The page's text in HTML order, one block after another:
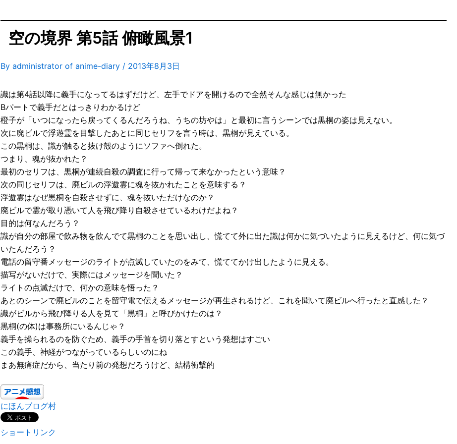
空の境界 第5話 俯瞰風景1
Byadministrator of anime-diary / 2013年8月3日
識は第4話以降に義手になってるはずだけど、左手でドアを開けるので全然そんな感じは無かった
Bパートで義手だとはっきりわかるけど
橙子が「いつになったら戻ってくるんだろうね、うちの坊やは」と最初に言うシーンでは黒桐の姿は見えない。
次に廃ビルで浮遊霊を目撃したあとに同じセリフを言う時は、黒桐が見えている。
この黒桐は、識が触ると抜け殻のようにソファへ倒れた。
つまり、魂が抜かれた？
最初のセリフは、黒桐が連続自殺の調査に行って帰って来なかったという意味？
次の同じセリフは、廃ビルの浮遊霊に魂を抜かれたことを意味する？
浮遊霊はなぜ黒桐を自殺させずに、魂を抜いただけなのか？
廃ビルで霊が取り憑いて人を飛び降り自殺させているわけだよね？
目的は何なんだろう？
識が自分の部屋で飲み物を飲んでて黒桐のことを思い出し、慌てて外に出た識は何かに気づいたように見えるけど、何に気づ
いたんだろう？
電話の留守番メッセージのライトが点滅していたのをみて、慌ててかけ出したように見える。
描写がないだけで、実際にはメッセージを聞いた？
ライトの点滅だけで、何かの意味を悟った？
あとのシーンで廃ビルのことを留守電で伝えるメッセージが再生されるけど、これを聞いて廃ビルへ行ったと直感した？
識がビルから飛び降りる人を見て「黒桐」と呼びかけたのは？
黒桐(の体)は事務所にいるんじゃ？
義手を操られるのを防ぐため、義手の手首を切り落とすという発想はすごい
この義手、神経がつながっているらしいのにね
まあ無痛症だから、当たり前の発想だろうけど、結構衝撃的
にほんブログ村
ショートリンク